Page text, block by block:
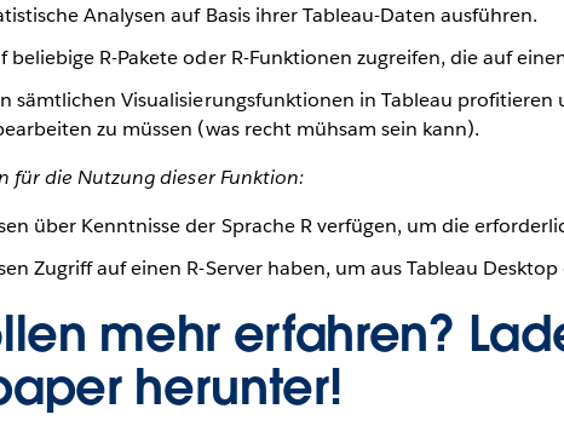
Analysen auf Basis ihrer Tableau-Daten ausführen.
beliebige R-Pakete oder R-Funktionen zugreifen, die auf
sämtlichen Visualisierungsfunktionen in Tableau
zu müssen (was recht mühsam sein kann).
für die Nutzung dieser Funktion:
über Kenntnisse der Sprache R verfügen, um die
Zugriff auf einen R-Server haben, um aus Tableau
mehr erfahren?
herunter!